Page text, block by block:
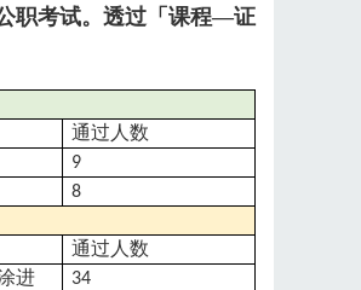
职考试。透过「课程—证
通过人数
9
8
通过人数
进
34